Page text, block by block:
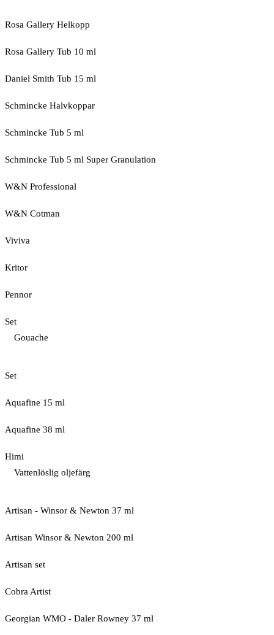
Rosa Gallery Helkopp
Rosa Gallery Tub 10 ml
Daniel Smith Tub 15 ml
Schmincke Halvkoppar
Schmincke Tub 5 ml
Schmincke Tub 5 ml Super Granulation
W&N Professional
W&N Cotman
Viviva
Kritor
Pennor
Set
Gouache
Set
Aquafine 15 ml
Aquafine 38 ml
Himi
Vattenlöslig oljefärg
Artisan - Winsor & Newton 37 ml
Artisan Winsor & Newton 200 ml
Artisan set
Cobra Artist
Georgian WMO - Daler Rowney 37 ml